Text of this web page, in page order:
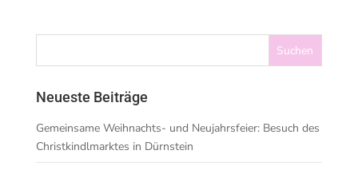
Neueste Beiträge
Gemeinsame Weihnachts- und Neujahrsfeier: Besuch des
Christkindlmarktes in Dürnstein